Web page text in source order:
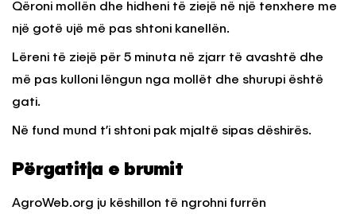
Qëroni mollën dhe hidheni të ziejë në një tenxhere me
një gotë ujë më pas shtoni kanellën.
Lëreni të ziejë për 5 minuta në zjarr të avashtë dhe
më pas kulloni lëngun nga mollët dhe shurupi është
gati.
Në fund mund t’i shtoni pak mjaltë sipas dëshirës.
Përgatitja e brumit
AgroWeb.org ju këshillon të ngrohni furrën